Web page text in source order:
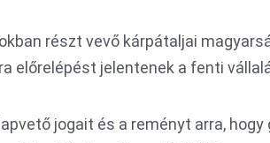
részt vevő kárpátaljai
előrelépést jelentenek a fenti
jogait és a reményt arra, hogy